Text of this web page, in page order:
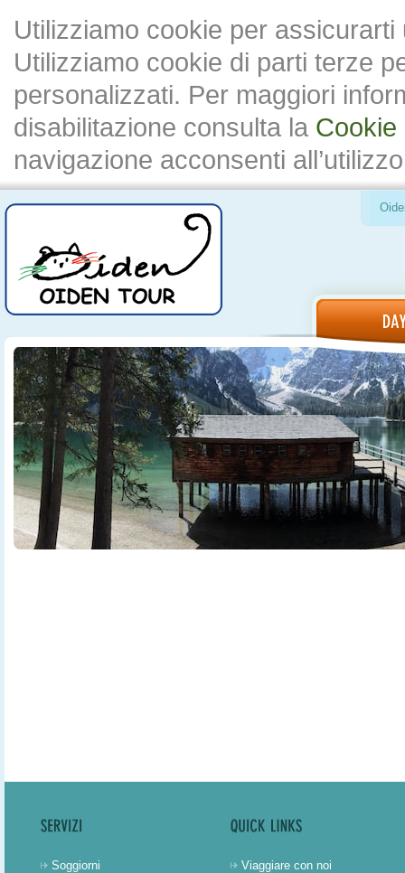
Utilizziamo cookie per
Utilizziamo cookie di parti terze
personalizzati. Per maggiori
disabilitazione consulta la Cookie
navigazione acconsenti
Soggiorni Viaggiare con noi